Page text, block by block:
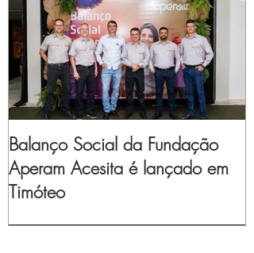
Balanço Social da Fundação
Aperam Acesita é lançado em
Timóteo